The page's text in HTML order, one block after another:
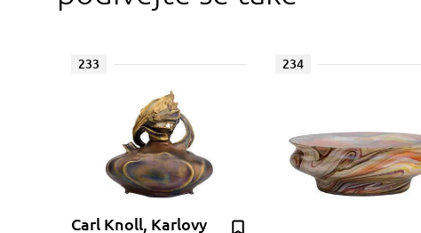
233
Carl Knoll, Karlovy
234